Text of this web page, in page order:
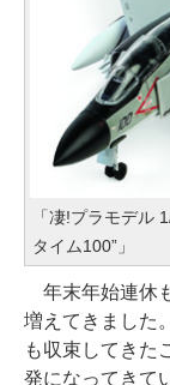
「凄!プラモデル
タイム100”」
年末年始連休
増えてきました
も収束してきた
発になってきて